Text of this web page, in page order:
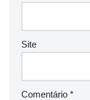
Site
Comentário *